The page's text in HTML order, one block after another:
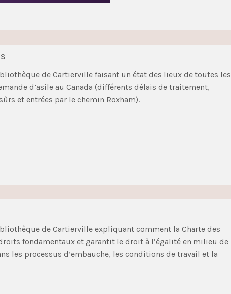
de Cartierville faisant un état des lieux de toutes les
d’asile au Canada (différents délais de traitement,
et entrées par le chemin Roxham).
de Cartierville expliquant comment la Charte des
fondamentaux et garantit le droit à l’égalité en milieu de
les processus d’embauche, les conditions de travail et la